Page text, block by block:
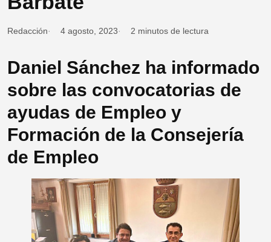
Redacción 4 agosto, 2023 2 minutos de lectura
Daniel Sánchez ha informado
sobre las convocatorias de
ayudas de Empleo y
Formación de la Consejería
de Empleo